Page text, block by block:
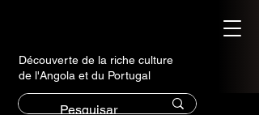
Découverte de la riche culture
de l'Angola et du Portugal